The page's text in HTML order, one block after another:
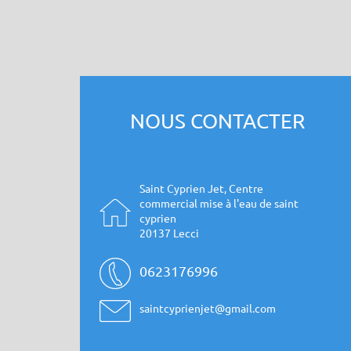
NOUS CONTACTER
Saint Cyprien Jet, Centre
commercial mise à l'eau de saint
cyprien
20137 Lecci
0623176996
saintcyprienjet@gmail.com